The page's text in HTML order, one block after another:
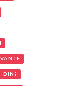
DIN?